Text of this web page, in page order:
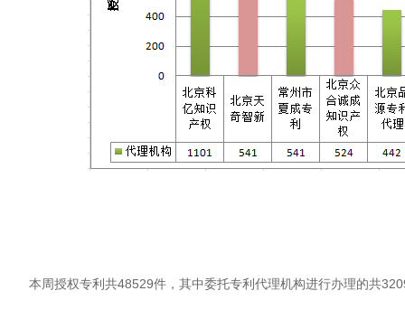
本周授权专利共48529件，其中委托专利代理机构进行办理的共